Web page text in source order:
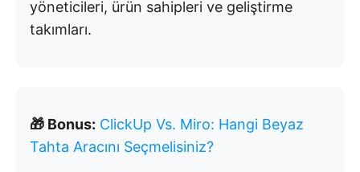
yöneticileri, ürün sahipleri ve geliştirme
takımları.
🎁 Bonus: ClickUp Vs. Miro: Hangi Beyaz
Tahta Aracını Seçmelisiniz?